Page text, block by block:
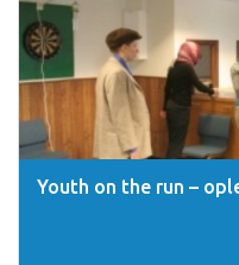
Youth on the run –